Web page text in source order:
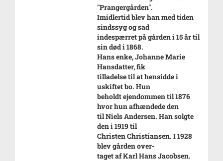
"Prangergården".
Imidlertid blev han med tiden
sindssyg og sad
indespærret på gården i 15 år til
sin død i 1868.
Hans enke, Johanne Marie
Hansdatter, fik
tilladelse til at hensidde i
uskiftet bo. Hun
beholdt ejendommen til 1876
hvor hun afhændede den
til Niels Andersen. Han solgte
den i 1919 til
Christen Christiansen. I 1928
blev gården over-
taget af Karl Hans Jacobsen.